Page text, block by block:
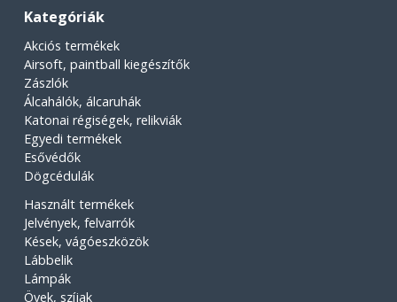
Kategóriák
Akciós termékek
Airsoft, paintball kiegészítők
Zászlók
Álcahálók, álcaruhák
Katonai régiségek, relikviák
Egyedi termékek
Esővédők
Dögcédulák
Használt termékek
Jelvények, felvarrók
Kések, vágóeszközök
Lábbelik
Lámpák
Övek, szíjak